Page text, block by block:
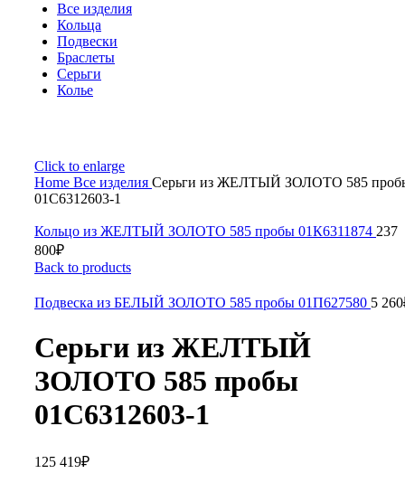
Все изделия
Кольца
Подвески
Браслеты
Серьги
Колье
Click to enlarge
Home Все изделия Серьги из ЖЕЛТЫЙ ЗОЛОТО 585
01С6312603-1
Кольцо из ЖЕЛТЫЙ ЗОЛОТО 585 пробы 01К6311874 237
800₽
Back to products
Подвеска из БЕЛЫЙ ЗОЛОТО 585 пробы 01П627580 5 260
Серьги из ЖЕЛТЫЙ
ЗОЛОТО 585 пробы
01С6312603-1
125 419₽